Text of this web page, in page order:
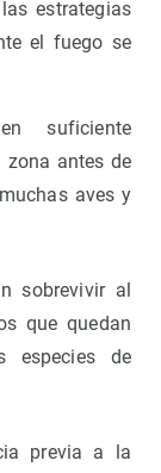
estrategias
el fuego se
suficiente
zona antes de
aves y
sobrevivir al
que quedan
especies de
previa a la